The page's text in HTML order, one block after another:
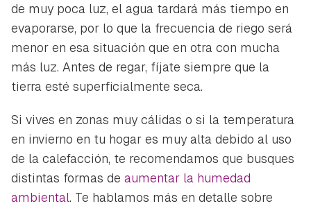
de muy poca luz, el agua tardará más tiempo en
evaporarse, por lo que la frecuencia de riego será
menor en esa situación que en otra con mucha
más luz. Antes de regar, fíjate siempre que la
tierra esté superficialmente seca.
Si vives en zonas muy cálidas o si la temperatura
en invierno en tu hogar es muy alta debido al uso
de la calefacción, te recomendamos que busques
distintas formas de aumentar la humedad
ambiental. Te hablamos más en detalle sobre